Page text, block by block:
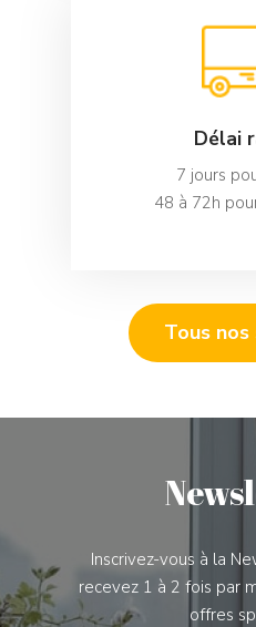
Délai
7 jours
48 à 72h
Tous
Inscrivez-vous à la
recevez 1 à 2 fois par
offres